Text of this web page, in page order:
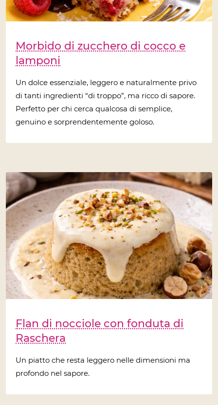
Morbido di zucchero di cocco e
lamponi
Un dolce essenziale, leggero e naturalmente privo
di tanti ingredienti “di troppo”, ma ricco di sapore.
Perfetto per chi cerca qualcosa di semplice,
genuino e sorprendentemente goloso.
Flan di nocciole con fonduta di
Raschera
Un piatto che resta leggero nelle dimensioni ma
profondo nel sapore.